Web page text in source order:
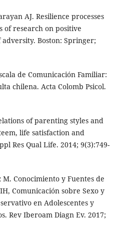
AJ. Resilience processes
of research on positive
Boston: Springer;
de Comunicación Familiar:
chilena. Acta Colomb Psicol.
of parenting styles and
life satisfaction and
Res Qual Life. 2014; 9(3):749-
Conocimiento y Fuentes de
Comunicación sobre Sexo y
en Adolescentes y
Rev Iberoam Diagn Ev. 2017;